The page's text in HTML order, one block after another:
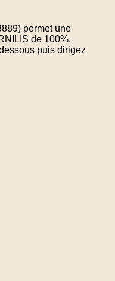
permet une
de 100%.
puis dirigez